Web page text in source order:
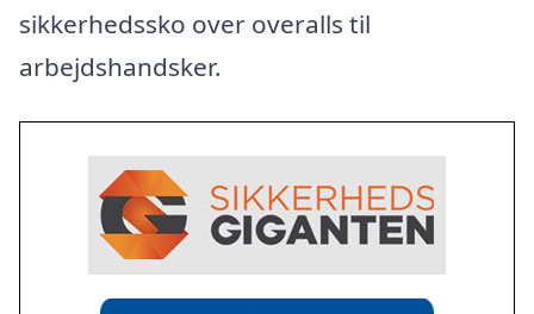
sikkerhedssko over overalls til
arbejdshandsker.